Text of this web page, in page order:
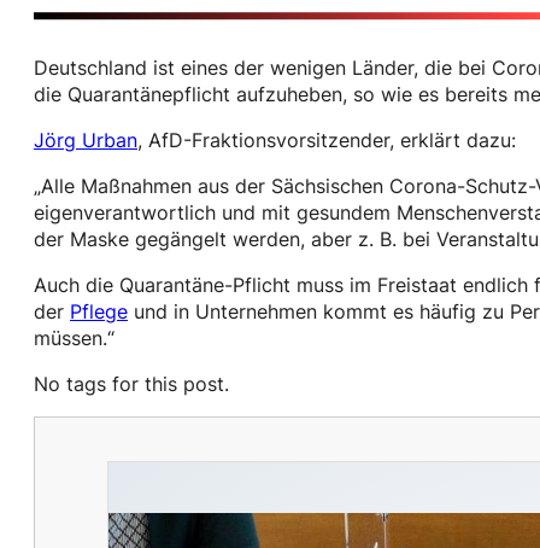
Deutschland ist eines der wenigen Länder, die bei
die Quarantänepflicht aufzuheben, so wie es bereits
Jörg Urban, AfD-Fraktionsvorsitzender, erklärt dazu:
„Alle Maßnahmen aus der Sächsischen Corona-
eigenverantwortlich und mit gesundem
der Maske gegängelt werden, aber z. B. bei
Auch die Quarantäne-Pflicht muss im Freistaat
der Pflege und in Unternehmen kommt es häufig zu
müssen.“
No tags for this post.